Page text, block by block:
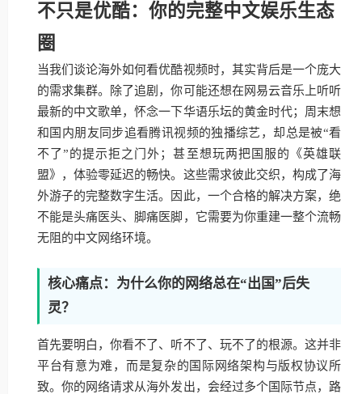
不只是优酷：你的完整中文娱乐生态
圈
当我们谈论海外如何看优酷视频时，其实背后是一个庞大
的需求集群。除了追剧，你可能还想在网易云音乐上听听
最新的中文歌单，怀念一下华语乐坛的黄金时代；周末想
和国内朋友同步追看腾讯视频的独播综艺，却总是被“看
不了”的提示拒之门外；甚至想玩两把国服的《英雄联
盟》，体验零延迟的畅快。这些需求彼此交织，构成了海
外游子的完整数字生活。因此，一个合格的解决方案，绝
不能是头痛医头、脚痛医脚，它需要为你重建一整个流畅
无阻的中文网络环境。
核心痛点：为什么你的网络总在“出国”后失
灵？
首先要明白，你看不了、听不了、玩不了的根源。这并非
平台有意为难，而是复杂的国际网络架构与版权协议所
致。你的网络请求从海外发出，会经过多个国际节点，路